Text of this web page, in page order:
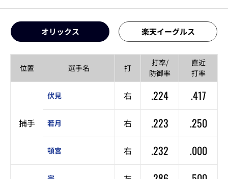
オリックス 楽天イーグルス
位置 選手名 打
打率/
防御率
直近
打率
捕手
伏見 右 .224 .417
若月 右 .223 .250
頓宮 右 .232 .000